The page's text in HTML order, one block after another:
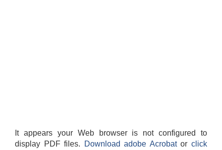
It appears your Web browser is not configured to
display PDF files.
Download adobe Acrobatorclick